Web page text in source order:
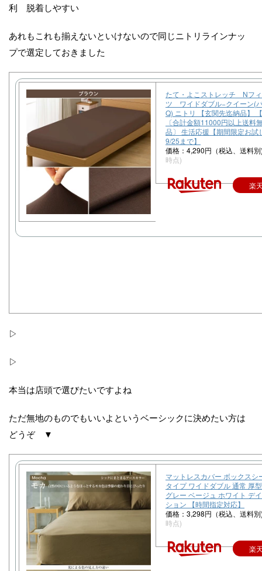
利 脱着しやすい
あれもこれも揃えないといけないので同じニトリラインナッ
プで選定しておきました
たて・よこストレッチ Nフ
ツ ワイドダブル−クイーン(
Q) ニトリ 【玄関先迄納品】
〔合計金額11000円以上送料
品〕 生活応援【期間限定お試
9/25まで】
価格：4,290円（税込、送料
時点)
楽
▷
▷
本当は店頭で選びたいですよね
ただ無地のものでもいいよというベーシックに決めたい方は
どうぞ ▼
マットレスカバー ボックスシ
タイプ ワイドダブル 通常 厚
グレー ベージュ ホワイト デ
ション 【時間指定対応】
価格：3,298円（税込、送料
時点)
楽